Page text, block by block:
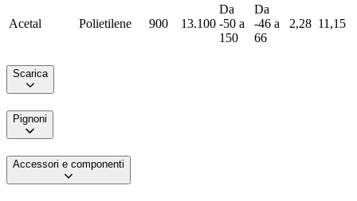
Acetal Polietilene 900 13.100
Da
-50 a
150
Da
-46 a
66
2,28 11,15
Scarica
Pignoni
Accessori e componenti